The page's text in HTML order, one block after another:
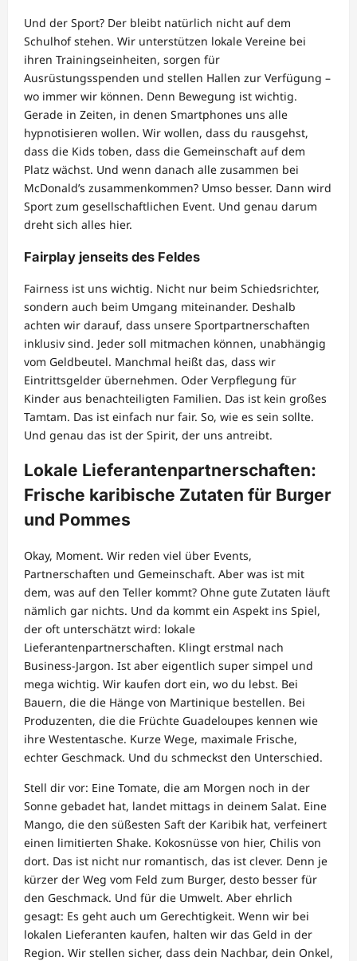
Und der Sport? Der bleibt natürlich nicht auf dem
Schulhof stehen. Wir unterstützen lokale Vereine bei
ihren Trainingseinheiten, sorgen für
Ausrüstungsspenden und stellen Hallen zur Verfügung –
wo immer wir können. Denn Bewegung ist wichtig.
Gerade in Zeiten, in denen Smartphones uns alle
hypnotisieren wollen. Wir wollen, dass du rausgehst,
dass die Kids toben, dass die Gemeinschaft auf dem
Platz wächst. Und wenn danach alle zusammen bei
McDonald’s zusammenkommen? Umso besser. Dann wird
Sport zum gesellschaftlichen Event. Und genau darum
dreht sich alles hier.
Fairplay jenseits des Feldes
Fairness ist uns wichtig. Nicht nur beim Schiedsrichter,
sondern auch beim Umgang miteinander. Deshalb
achten wir darauf, dass unsere Sportpartnerschaften
inklusiv sind. Jeder soll mitmachen können, unabhängig
vom Geldbeutel. Manchmal heißt das, dass wir
Eintrittsgelder übernehmen. Oder Verpflegung für
Kinder aus benachteiligten Familien. Das ist kein großes
Tamtam. Das ist einfach nur fair. So, wie es sein sollte.
Und genau das ist der Spirit, der uns antreibt.
Lokale Lieferantenpartnerschaften:
Frische karibische Zutaten für Burger
und Pommes
Okay, Moment. Wir reden viel über Events,
Partnerschaften und Gemeinschaft. Aber was ist mit
dem, was auf den Teller kommt? Ohne gute Zutaten läuft
nämlich gar nichts. Und da kommt ein Aspekt ins Spiel,
der oft unterschätzt wird: lokale
Lieferantenpartnerschaften. Klingt erstmal nach
Business-Jargon. Ist aber eigentlich super simpel und
mega wichtig. Wir kaufen dort ein, wo du lebst. Bei
Bauern, die die Hänge von Martinique bestellen. Bei
Produzenten, die die Früchte Guadeloupes kennen wie
ihre Westentasche. Kurze Wege, maximale Frische,
echter Geschmack. Und du schmeckst den Unterschied.
Stell dir vor: Eine Tomate, die am Morgen noch in der
Sonne gebadet hat, landet mittags in deinem Salat. Eine
Mango, die den süßesten Saft der Karibik hat, verfeinert
einen limitierten Shake. Kokosnüsse von hier, Chilis von
dort. Das ist nicht nur romantisch, das ist clever. Denn je
kürzer der Weg vom Feld zum Burger, desto besser für
den Geschmack. Und für die Umwelt. Aber ehrlich
gesagt: Es geht auch um Gerechtigkeit. Wenn wir bei
lokalen Lieferanten kaufen, halten wir das Geld in der
Region. Wir stellen sicher, dass dein Nachbar, dein Onkel,